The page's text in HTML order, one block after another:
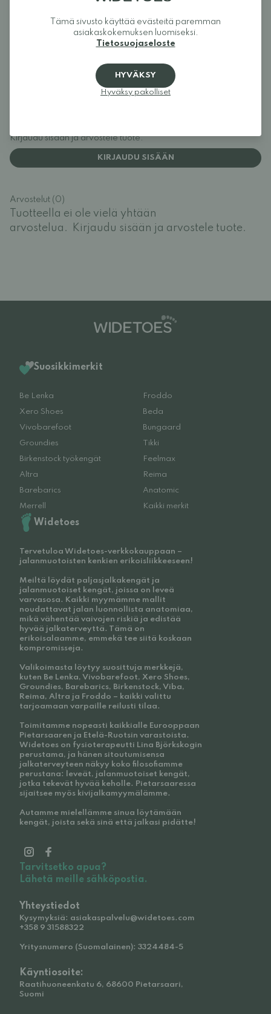
löytäminen helpoksi. Kengät antavat varpaille niiden
Widetoes – kengät, jotka näyttävät jaloilta, eivät päinvastoin.
Kirjaudu sisään ja arvostele tuote.
KIRJAUDU SISÄÄN
Arvostelut (0)
Tuotteella ei ole vielä yhtään
arvostelua.
Kirjaudu sisään ja arvostele tuote.
Suosikkimerkit
Be Lenka
Froddo
Xero Shoes
Beda
Vivobarefoot
Bungaard
Groundies
Tikki
Birkenstock työkengät
Feelmax
Altra
Reima
Barebarics
Anatomic
Merrell
Kaikki merkit
Widetoes
Tervetuloa Widetoes-verkkokauppaan –
jalanmuotoisten kenkien erikoisliikkeeseen!
Meiltä löydät paljasjalkakengät ja
jalanmuotoiset kengät, joissa on leveä
varvasosa. Kaikki myymämme mallit
noudattavat jalan luonnollista anatomiaa,
mikä vähentää vaivojen riskiä ja edistää
hyvää jalkaterveyttä. Tämä on
erikoisalaamme, emmekä tee siitä koskaan
kompromisseja.
Valikoimasta löytyy suosittuja merkkejä,
kuten Be Lenka, Vivobarefoot, Xero Shoes,
Groundies, Barebarics, Birkenstock, Viba,
Reima, Altra ja Froddo – kaikki valittu
tarjoamaan varpaille reilusti tilaa.
Toimitamme nopeasti kaikkialle Eurooppaan
Pietarsaaren ja Etelä-Ruotsin varastoista.
Widetoes on fysioterapeutti Lina Björkskogin
perustama, ja hänen sitoutumisensa
jalkaterveyteen näkyy koko filosofiamme
perustana: leveät, jalanmuotoiset kengät,
jotka tekevät hyvää keholle. Pietarsaaressa
sijaitsee myös kivijalkamyymälämme.
Autamme mielellämme sinua löytämään
kengät, joista sekä sinä että jalkasi pidätte!
Tarvitsetko apua?
Lähetä meille sähköpostia.
Yhteystiedot
Kysymyksiä: asiakaspalvelu@widetoes.com
+358 9 31588322
Yritysnumero (Suomalainen): 3324484-5
Käyntiosoite:
Raatihuoneenkatu 6, 68600 Pietarsaari,
Suomi
Tämä sivusto käyttää evästeitä paremman
asiakaskokemuksen luomiseksi.
Tietosuojaseloste
HYVÄKSY
Hyväksy pakolliset